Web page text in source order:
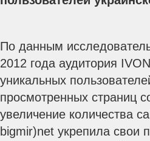
По данным
2012 года аудитория
уникальных
просмотренных страниц
увеличение количества
bigmir)net укрепила свои